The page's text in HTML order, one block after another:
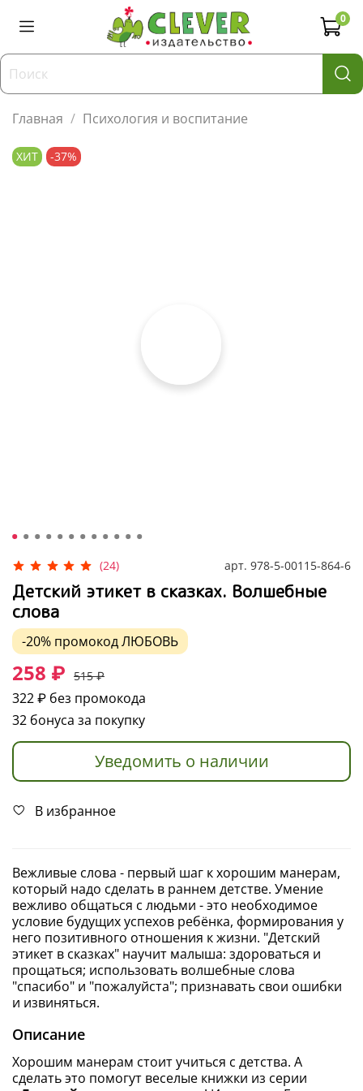
0
Главная Психология и воспитание
ХИТ -37%
(24) арт. 978-5-00115-864-6
Детский этикет в сказках. Волшебные
слова
-20% промокодЛЮБОВЬ
258 ₽ 515 ₽
322 ₽ без промокода
32 бонуса за покупку
Уведомить о наличии
В избранное
Вежливые слова - первый шаг к хорошим манерам,
который надо сделать в раннем детстве. Умение
вежливо общаться с людьми - это необходимое
условие будущих успехов ребёнка, формирования у
него позитивного отношения к жизни. "Детский
этикет в сказках" научит малыша: здороваться и
прощаться; использовать волшебные слова
"спасибо" и "пожалуйста"; признавать свои ошибки
и извиняться.
Описание
Хорошим манерам стоит учиться с детства. А
сделать это помогут веселые книжки из серии